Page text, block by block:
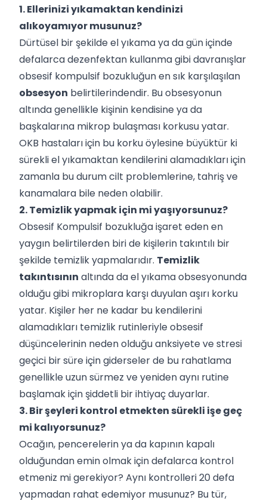
1. Ellerinizi yıkamaktan kendinizi
alıkoyamıyor musunuz?
Dürtüsel bir şekilde el yıkama ya da gün içinde
defalarca dezenfektan kullanma gibi davranışlar
obsesif kompulsif bozukluğun en sık karşılaşılan
obsesyon belirtilerindendir. Bu obsesyonun
altında genellikle kişinin kendisine ya da
başkalarına mikrop bulaşması korkusu yatar.
OKB hastaları için bu korku öylesine büyüktür ki
sürekli el yıkamaktan kendilerini alamadıkları için
zamanla bu durum cilt problemlerine, tahriş ve
kanamalara bile neden olabilir.
2. Temizlik yapmak için mi yaşıyorsunuz?
Obsesif Kompulsif bozukluğa işaret eden en
yaygın belirtilerden biri de kişilerin takıntılı bir
şekilde temizlik yapmalarıdır. Temizlik
takıntısının altında da el yıkama obsesyonunda
olduğu gibi mikroplara karşı duyulan aşırı korku
yatar. Kişiler her ne kadar bu kendilerini
alamadıkları temizlik rutinleriyle obsesif
düşüncelerinin neden olduğu anksiyete ve stresi
geçici bir süre için giderseler de bu rahatlama
genellikle uzun sürmez ve yeniden aynı rutine
başlamak için şiddetli bir ihtiyaç duyarlar.
3. Bir şeyleri kontrol etmekten sürekli işe geç
mi kalıyorsunuz?
Ocağın, pencerelerin ya da kapının kapalı
olduğundan emin olmak için defalarca kontrol
etmeniz mi gerekiyor? Aynı kontrolleri 20 defa
yapmadan rahat edemiyor musunuz? Bu tür,